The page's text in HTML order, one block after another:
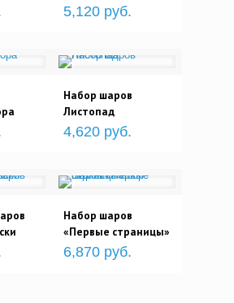
5,120 руб.
Набор шаров
Листопад
4,620 руб.
Набор шаров
«Первые страницы»
6,870 руб.